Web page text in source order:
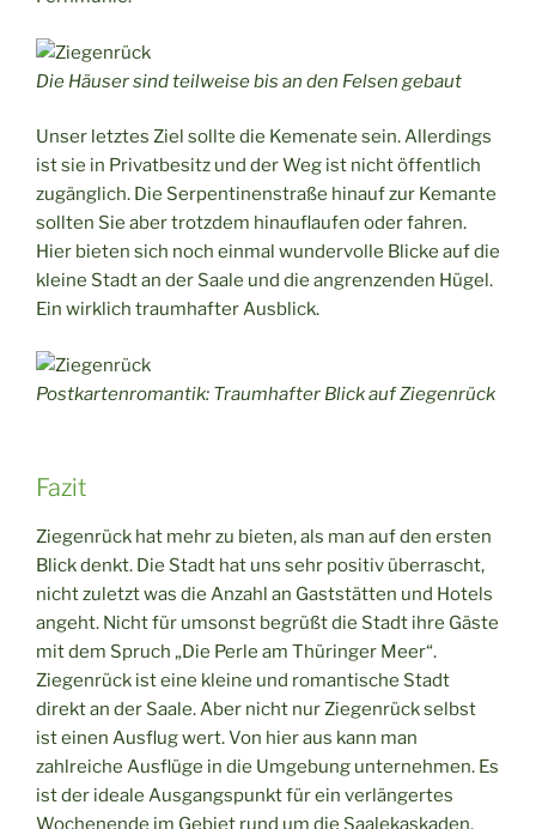
Die Häuser sind teilweise bis an den Felsen gebaut
Unser letztes Ziel sollte die Kemenate sein. Allerdings
ist sie in Privatbesitz und der Weg ist nicht öffentlich
zugänglich. Die Serpentinenstraße hinauf zur Kemante
sollten Sie aber trotzdem hinauflaufen oder fahren.
Hier bieten sich noch einmal wundervolle Blicke auf die
kleine Stadt an der Saale und die angrenzenden Hügel.
Ein wirklich traumhafter Ausblick.
Postkartenromantik: Traumhafter Blick auf Ziegenrück
Fazit
Ziegenrück hat mehr zu bieten, als man auf den ersten
Blick denkt. Die Stadt hat uns sehr positiv überrascht,
nicht zuletzt was die Anzahl an Gaststätten und Hotels
angeht. Nicht für umsonst begrüßt die Stadt ihre Gäste
mit dem Spruch „Die Perle am Thüringer Meer“.
Ziegenrück ist eine kleine und romantische Stadt
direkt an der Saale. Aber nicht nur Ziegenrück selbst
ist einen Ausflug wert. Von hier aus kann man
zahlreiche Ausflüge in die Umgebung unternehmen. Es
ist der ideale Ausgangspunkt für ein verlängertes